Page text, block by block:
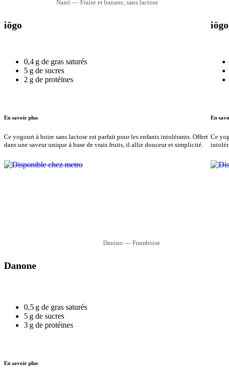
Nanö — Fraise et banane, sans lactose
iögo
0,4 g de gras saturés
5 g de sucres
2 g de protéines
En savoir plus
Ce yogourt à boire sans lactose est parfait pour les enfants intolérants. Offert
dans une saveur unique à base de vrais fruits, il allie douceur et simplicité.
iögo
En
Ce
Danino — Framboise
Danone
0,5 g de gras saturés
5 g de sucres
3 g de protéines
En savoir plus